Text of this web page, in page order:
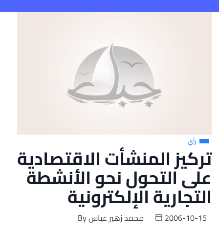
رأي
تركيز المنشأت الاقتصادية
على التحول نحو الأنشطة
التجارية الإلكترونية
Byمحمد زهير عباس
2006-10-15